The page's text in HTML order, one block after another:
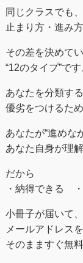
同じクラスでも、
止まり方・進み
その差を決めて
“12のタイプ”です
あなたを分類す
優劣をつけるため
あなたが“進めな
あなた自身が理
だから
・納得できる
小冊子が届いて
メールアドレス
そのまますぐ無